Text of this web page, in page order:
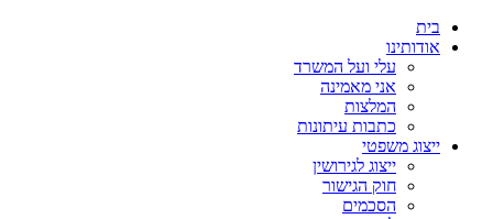
בית
אודותינו
עלי ועל המשרד
אני מאמינה
המלצות
כתבות עיתונות
ייצוג משפטי
ייצוג לגירושין
חוק הגישור
הסכמים